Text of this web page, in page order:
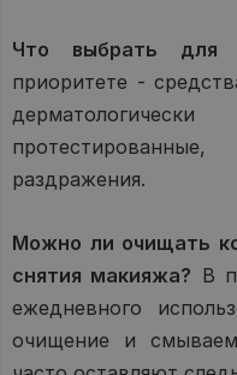
Что выбрать для
приоритете -
раздражения.
Можно ли очищать
снятия макияжа? В
ежедневного
очищение и